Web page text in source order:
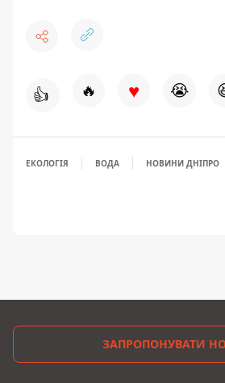
👍 🔥 ♥ 😭
ЕКОЛОГІЯ ВОДА НОВИНИ ДНІПРО
ЗАПРОПОНУВАТИ